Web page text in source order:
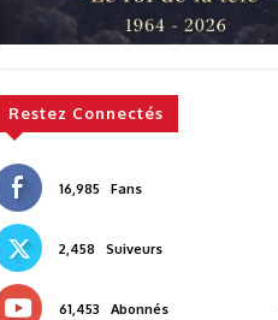
Restez Connectés
16,985 Fans
2,458 Suiveurs
61,453 Abonnés